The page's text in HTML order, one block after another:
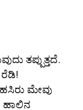
ತಪ್ಪುತ್ತದೆ.
ಮೇವು
ಹಾಲಿನ